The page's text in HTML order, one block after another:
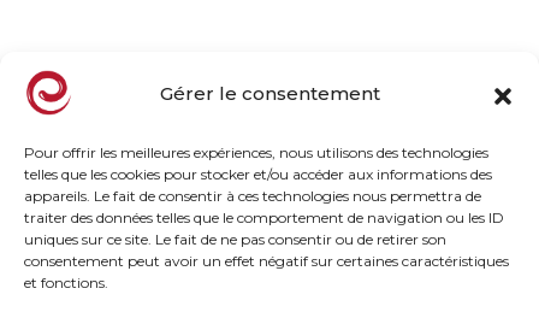
Gérer le consentement
Pour offrir les meilleures expériences, nous utilisons des technologies
telles que les cookies pour stocker et/ou accéder aux informations des
appareils. Le fait de consentir à ces technologies nous permettra de
traiter des données telles que le comportement de navigation ou les ID
uniques sur ce site. Le fait de ne pas consentir ou de retirer son
consentement peut avoir un effet négatif sur certaines caractéristiques
et fonctions.
Frozen Range
Chilled HP Range
Inspiration Taste